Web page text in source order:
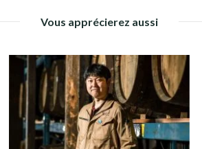
Vous apprécierez aussi